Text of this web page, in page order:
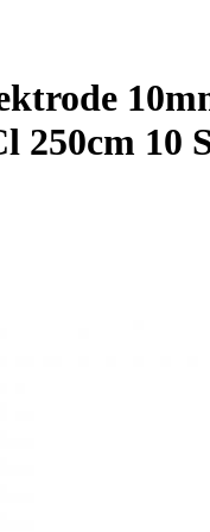
250cm 10